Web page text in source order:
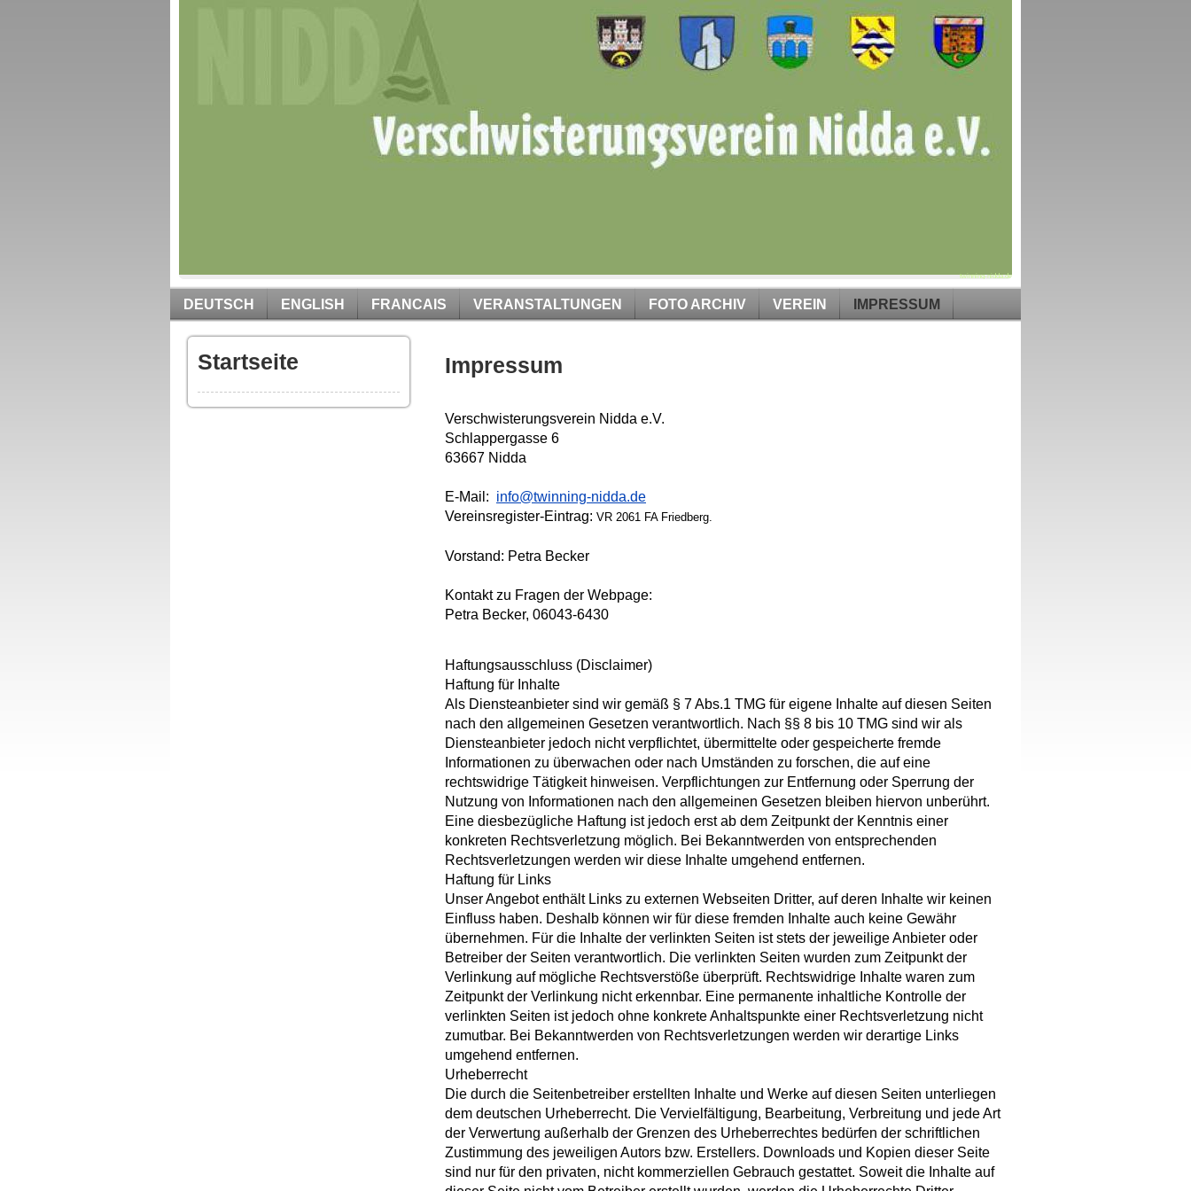
twinning-nidda.de
DEUTSCH ENGLISH FRANCAIS VERANSTALTUNGEN FOTO ARCHIV VEREIN IMPRESSUM
Startseite Impressum
Verschwisterungsverein Nidda e.V.
Schlappergasse 6
63667 Nidda
E-Mail: info@twinning-nidda.de
Vereinsregister-Eintrag: VR 2061 FA Friedberg.
Vorstand: Petra Becker
Kontakt zu Fragen der Webpage:
Petra Becker, 06043-6430
Haftungsausschluss (Disclaimer)
Haftung für Inhalte
Als Diensteanbieter sind wir gemäß § 7 Abs.1 TMG für eigene Inhalte auf diesen Seiten
nach den allgemeinen Gesetzen verantwortlich. Nach §§ 8 bis 10 TMG sind wir als
Diensteanbieter jedoch nicht verpflichtet, übermittelte oder gespeicherte fremde
Informationen zu überwachen oder nach Umständen zu forschen, die auf eine
rechtswidrige Tätigkeit hinweisen. Verpflichtungen zur Entfernung oder Sperrung der
Nutzung von Informationen nach den allgemeinen Gesetzen bleiben hiervon unberührt.
Eine diesbezügliche Haftung ist jedoch erst ab dem Zeitpunkt der Kenntnis einer
konkreten Rechtsverletzung möglich. Bei Bekanntwerden von entsprechenden
Rechtsverletzungen werden wir diese Inhalte umgehend entfernen.
Haftung für Links
Unser Angebot enthält Links zu externen Webseiten Dritter, auf deren Inhalte wir keinen
Einfluss haben. Deshalb können wir für diese fremden Inhalte auch keine Gewähr
übernehmen. Für die Inhalte der verlinkten Seiten ist stets der jeweilige Anbieter oder
Betreiber der Seiten verantwortlich. Die verlinkten Seiten wurden zum Zeitpunkt der
Verlinkung auf mögliche Rechtsverstöße überprüft. Rechtswidrige Inhalte waren zum
Zeitpunkt der Verlinkung nicht erkennbar. Eine permanente inhaltliche Kontrolle der
verlinkten Seiten ist jedoch ohne konkrete Anhaltspunkte einer Rechtsverletzung nicht
zumutbar. Bei Bekanntwerden von Rechtsverletzungen werden wir derartige Links
umgehend entfernen.
Urheberrecht
Die durch die Seitenbetreiber erstellten Inhalte und Werke auf diesen Seiten unterliegen
dem deutschen Urheberrecht. Die Vervielfältigung, Bearbeitung, Verbreitung und jede Art
der Verwertung außerhalb der Grenzen des Urheberrechtes bedürfen der schriftlichen
Zustimmung des jeweiligen Autors bzw. Erstellers. Downloads und Kopien dieser Seite
sind nur für den privaten, nicht kommerziellen Gebrauch gestattet. Soweit die Inhalte auf